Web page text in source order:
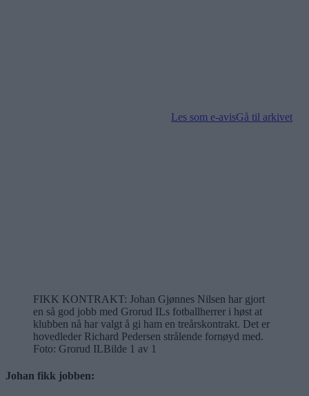
Les som e-avisGå til arkivet
FIKK KONTRAKT: Johan Gjønnes Nilsen har gjort
en så god jobb med Grorud ILs fotballherrer i høst at
klubben nå har valgt å gi ham en treårskontrakt. Det er
hovedleder Richard Pedersen strålende fornøyd med.
Foto: Grorud ILBilde 1 av 1
Johan fikk jobben: